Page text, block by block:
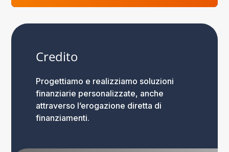
Credito
Progettiamo e realizziamo soluzioni
finanziarie personalizzate, anche
attraverso l’erogazione diretta di
finanziamenti.